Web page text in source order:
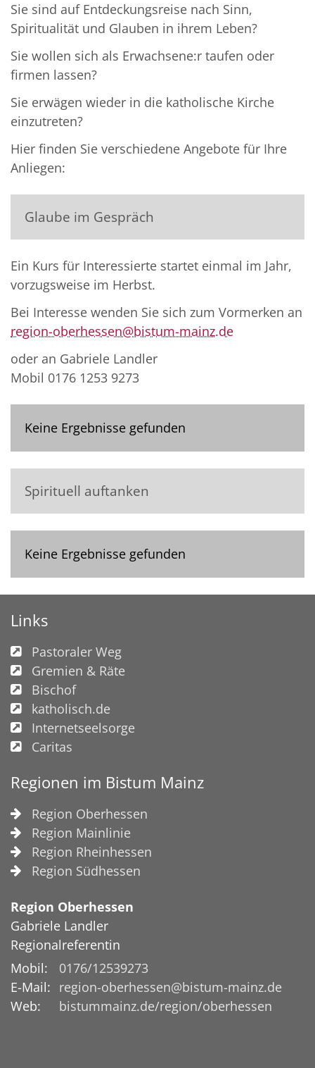
Sie sind auf Entdeckungsreise nach Sinn,
Spiritualität und Glauben in ihrem Leben?
Sie wollen sich als Erwachsene:r taufen oder
firmen lassen?
Sie erwägen wieder in die katholische Kirche
einzutreten?
Hier finden Sie verschiedene Angebote für Ihre
Anliegen:
Glaube im Gespräch
Ein Kurs für Interessierte startet einmal im Jahr,
vorzugsweise im Herbst.
Bei Interesse wenden Sie sich zum Vormerken an
region-oberhessen@bistum-mainz.de
oder an Gabriele Landler
Mobil 0176 1253 9273
Keine Ergebnisse gefunden
Spirituell auftanken
Keine Ergebnisse gefunden
Links
Pastoraler Weg
Gremien & Räte
Bischof
katholisch.de
Internetseelsorge
Caritas
Regionen im Bistum Mainz
Region Oberhessen
Region Mainlinie
Region Rheinhessen
Region Südhessen
Region Oberhessen
Gabriele Landler
Regionalreferentin
Mobil:
0176/12539273
E-Mail: region-oberhessen@bistum-mainz.de
Web:
bistummainz.de/region/oberhessen